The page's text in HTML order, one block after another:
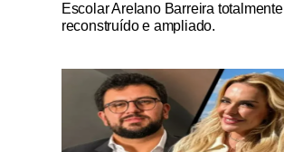
Escolar Arelano Barreira totalmente
reconstruído e ampliado.